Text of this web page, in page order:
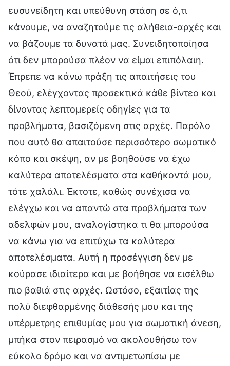
ευσυνείδητη και υπεύθυνη στάση σε ό,τι
κάνουμε, να αναζητούμε τις αλήθεια-αρχές και
να βάζουμε τα δυνατά μας. Συνειδητοποίησα
ότι δεν μπορούσα πλέον να είμαι επιπόλαιη.
Έπρεπε να κάνω πράξη τις απαιτήσεις του
Θεού, ελέγχοντας προσεκτικά κάθε βίντεο και
δίνοντας λεπτομερείς οδηγίες για τα
προβλήματα, βασιζόμενη στις αρχές. Παρόλο
που αυτό θα απαιτούσε περισσότερο σωματικό
κόπο και σκέψη, αν με βοηθούσε να έχω
καλύτερα αποτελέσματα στα καθήκοντά μου,
τότε χαλάλι. Έκτοτε, καθώς συνέχισα να
ελέγχω και να απαντώ στα προβλήματα των
αδελφών μου, αναλογίστηκα τι θα μπορούσα
να κάνω για να επιτύχω τα καλύτερα
αποτελέσματα. Αυτή η προσέγγιση δεν με
κούρασε ιδιαίτερα και με βοήθησε να εισέλθω
πιο βαθιά στις αρχές. Ωστόσο, εξαιτίας της
πολύ διεφθαρμένης διάθεσής μου και της
υπέρμετρης επιθυμίας μου για σωματική άνεση,
μπήκα στον πειρασμό να ακολουθήσω τον
εύκολο δρόμο και να αντιμετωπίσω με